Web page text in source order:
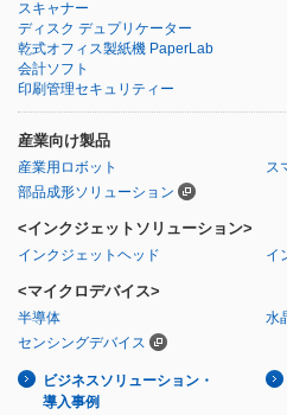
スキャナー
ディスク デュプリケーター
乾式オフィス製紙機 PaperLab
会計ソフト
印刷管理セキュリティー
産業向け製品
産業用ロボット
ス
部品成形ソリューション
<インクジェットソリューション>
インクジェットヘッド イ
<マイクロデバイス>
半導体
水
センシングデバイス
ビジネスソリューション・
導入事例